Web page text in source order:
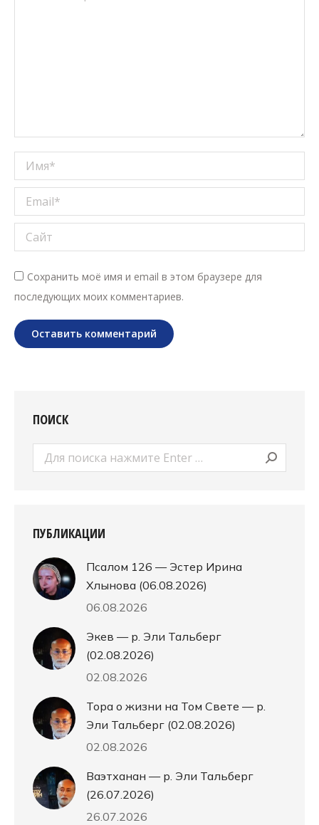
Имя *
Email *
Сайт
Сохранить моё имя и email в этом браузере для
последующих моих комментариев.
Оставить комментарий
ПОИСК
Поиск:
ПУБЛИКАЦИИ
Псалом 126 — Эстер Ирина
Хлынова (06.08.2026)
06.08.2026
Экев — р. Эли Тальберг
(02.08.2026)
02.08.2026
Тора о жизни на Том Свете — р.
Эли Тальберг (02.08.2026)
02.08.2026
Ваэтханан — р. Эли Тальберг
(26.07.2026)
26.07.2026